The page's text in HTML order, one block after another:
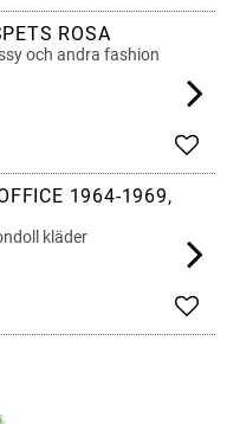
ROSA
och andra fashion
Add
1964-1969,
kläder
Add